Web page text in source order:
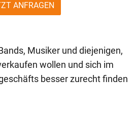
ANFRAGEN
Musiker und diejenigen,
wollen und sich im
besser zurecht finden